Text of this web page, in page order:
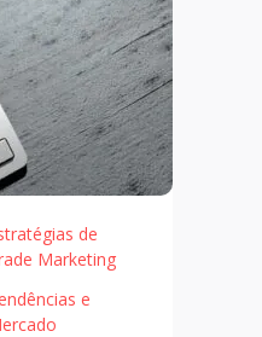
de
Marketing
e